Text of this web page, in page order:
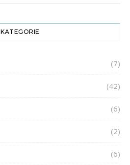
KATEGORIE
(7)
(42)
(6)
(2)
(6)